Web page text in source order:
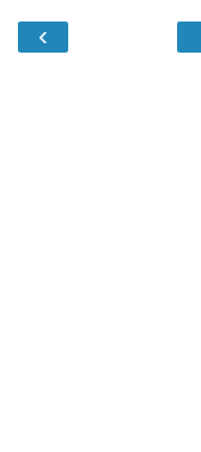
‹